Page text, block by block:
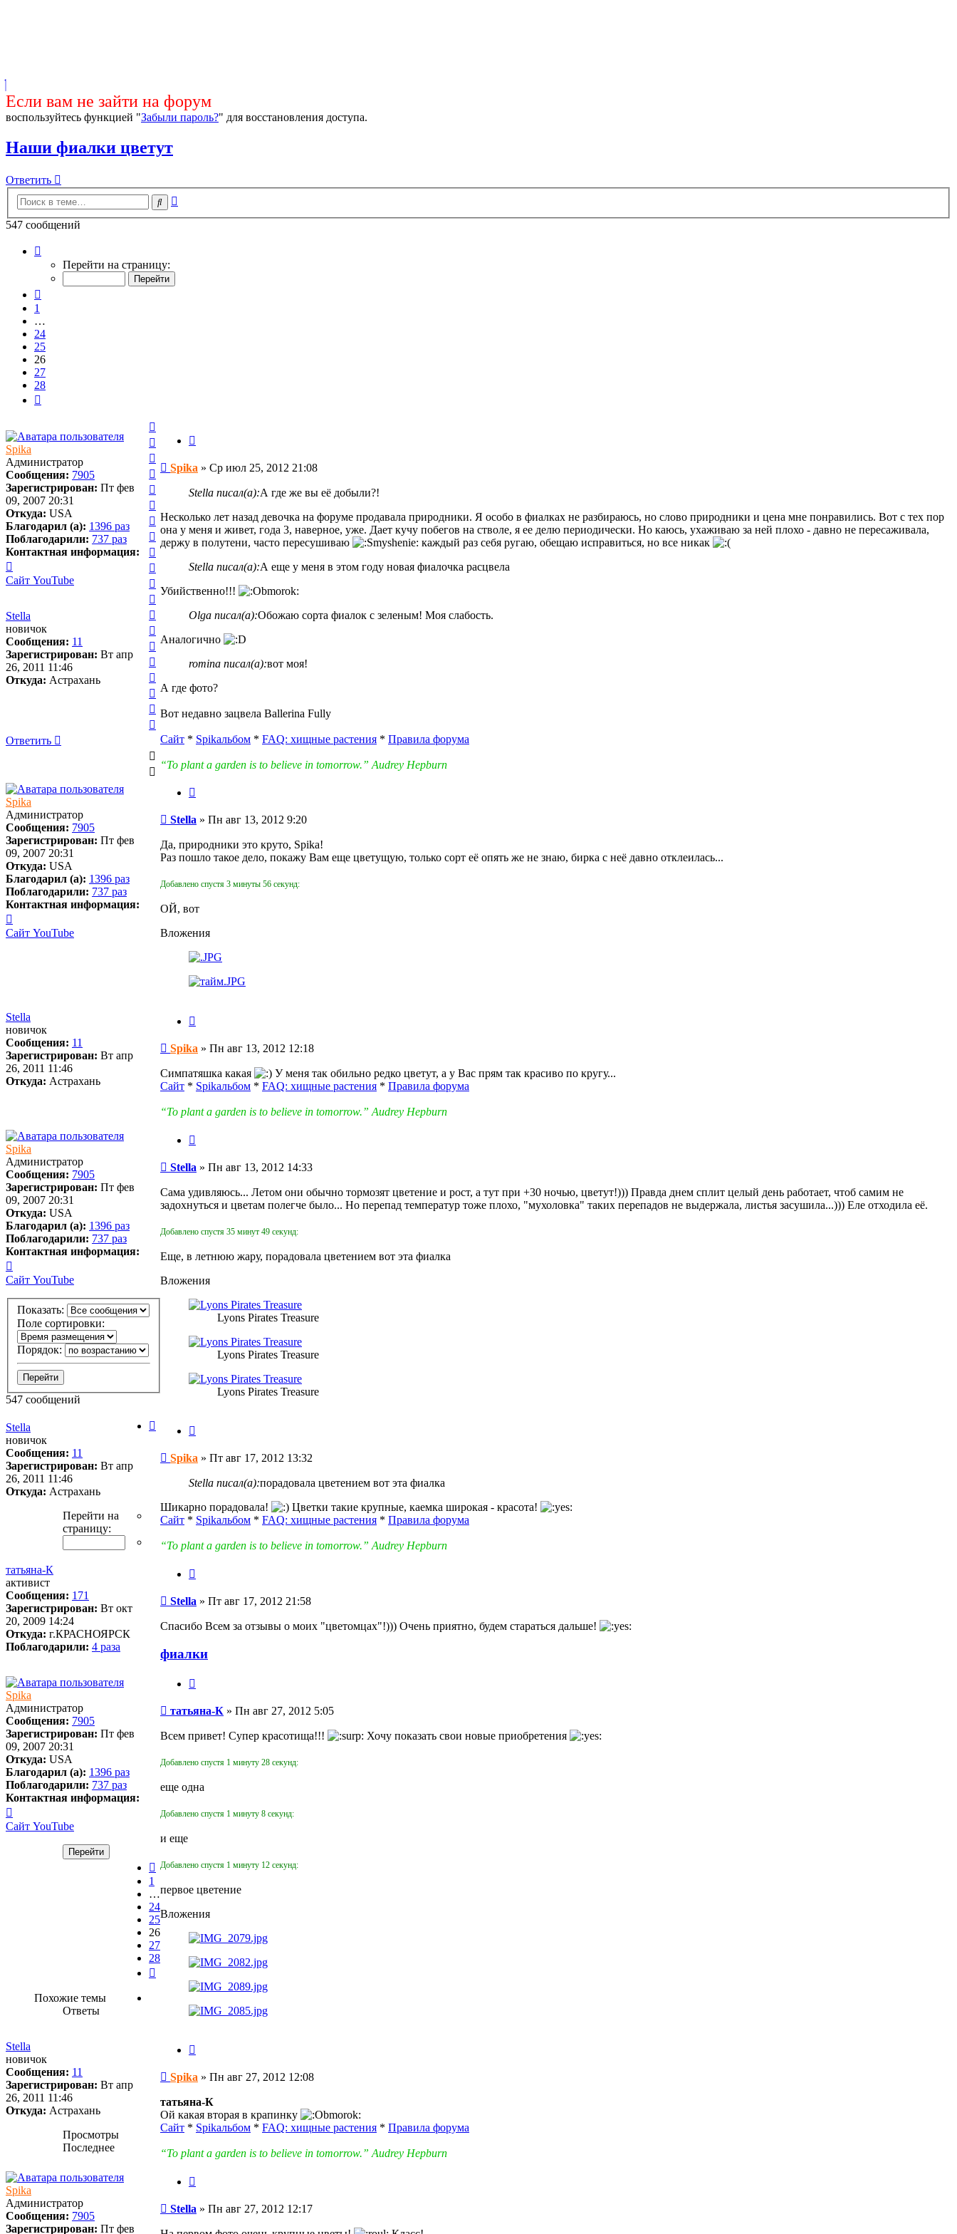
Если вам не зайти на форум
воспользуйтесь функцией "Забыли пароль?" для восстановления доступа.
Наши фиалки цветут
Ответить
Ответить
Поиск
547 сообщений
26
Перейти на страницу:
1
…
24
25
26
27
28
Spika
Администратор
Сообщения: 7905
Зарегистрирован: Пт фев
09, 2007 20:31
Откуда: USA
Благодарил (а): 1396 раз
Поблагодарили: 737 раз
Контактная информация:
информация
пользователя
Сайт YouTube
Сообщение
Spika » Ср июл 25, 2012 21:08
Stella писал(а):А где же вы её добыли?!
Несколько лет назад девочка на форуме продавала природники. Я особо в фиалках не разбираюсь, но слово природники и цена мне понравились. Вот с тех пор
она у меня и живет, года 3, наверное, уже. Дает кучу побегов на стволе, я ее делю периодически. Но каюсь, ухаживаю за ней плохо - давно не пересаживала,
держу в полутени, часто пересушиваю
каждый раз себя ругаю, обещаю исправиться, но все никак
Stella писал(а):А еще у меня в этом году новая фиалочка расцвела
Убийственно!!!
Olga писал(а):Обожаю сорта фиалок с зеленым! Моя слабость.
Аналогично
romina писал(а):вот моя!
А где фото?
Вот недавно зацвела Ballerina Fully
Сайт * Spikальбом * FAQ: хищные растения * Правила форума
“To plant a garden is to believe in tomorrow.” Audrey Hepburn
началу
Stella
новичок
Сообщения: 11
Зарегистрирован: Вт апр
26, 2011 11:46
Откуда: Астрахань
Сообщение
Stella » Пн авг 13, 2012 9:20
Да, природники это круто, Spika!
Раз пошло такое дело, покажу Вам еще цветущую, только сорт её опять же не знаю, бирка с неё давно отклеилась...
Добавлено спустя 3 минуты 56 секунд:
ОЙ, вот
Вложения
Вернуться
началу
Spika
Администратор
Сообщения: 7905
Зарегистрирован: Пт фев
09, 2007 20:31
Откуда: USA
Благодарил (а): 1396 раз
Поблагодарили: 737 раз
Контактная информация:
информация
пользователя
Сайт YouTube
Сообщение
Spika » Пн авг 13, 2012 12:18
Симпатяшка какая
У меня так обильно редко цветут, а у Вас прям так красиво по кругу...
Сайт * Spikальбом * FAQ: хищные растения * Правила форума
“To plant a garden is to believe in tomorrow.” Audrey Hepburn
началу
Stella
новичок
Сообщения: 11
Зарегистрирован: Вт апр
26, 2011 11:46
Откуда: Астрахань
Сообщение
Stella » Пн авг 13, 2012 14:33
Сама удивляюсь... Летом они обычно тормозят цветение и рост, а тут при +30 ночью, цветут!))) Правда днем сплит целый день работает, чтоб самим не
задохнуться и цветам полегче было... Но перепад температур тоже плохо, "мухоловка" таких перепадов не выдержала, листья засушила...))) Еле отходила её.
Добавлено спустя 35 минут 49 секунд:
Еще, в летнюю жару, порадовала цветением вот эта фиалка
Вложения
Lyons Pirates Treasure
Lyons Pirates Treasure
Lyons Pirates Treasure
Вернуться
началу
Spika
Администратор
Сообщения: 7905
Зарегистрирован: Пт фев
09, 2007 20:31
Откуда: USA
Благодарил (а): 1396 раз
Поблагодарили: 737 раз
Контактная информация:
информация
пользователя
Spika
Сайт YouTube
Сообщение
Spika » Пт авг 17, 2012 13:32
Stella писал(а):порадовала цветением вот эта фиалка
Шикарно порадовала!
Цветки такие крупные, каемка широкая - красота!
Сайт * Spikальбом * FAQ: хищные растения * Правила форума
“To plant a garden is to believe in tomorrow.” Audrey Hepburn
Вернуться
началу
Stella
новичок
Сообщения: 11
Зарегистрирован: Вт апр
26, 2011 11:46
Откуда: Астрахань
Сообщение
Stella » Пт авг 17, 2012 21:58
Спасибо Всем за отзывы о моих "цветомцах"!))) Очень приятно, будем стараться дальше!
к
началу
татьяна-К
активист
Сообщения: 171
Зарегистрирован: Вт окт
20, 2009 14:24
Откуда: г.КРАСНОЯРСК
Поблагодарили: 4 раза фиалки
Сообщение
татьяна-К » Пн авг 27, 2012 5:05
Всем привет! Супер красотища!!! Хочу показать свои новые приобретения
Добавлено спустя 1 минуту 28 секунд:
еще одна
Добавлено спустя 1 минуту 8 секунд:
и еще
Добавлено спустя 1 минуту 12 секунд:
первое цветение
Вложения
Вернуться
к
началу
Spika
Администратор
Сообщения: 7905
Зарегистрирован: Пт фев
09, 2007 20:31
Откуда: USA
Благодарил (а): 1396 раз
Поблагодарили: 737 раз
Контактная информация:
информация
Сайт YouTube
Сообщение
Spika » Пн авг 27, 2012 12:08
татьяна-К
Ой какая вторая в крапинку
Сайт * Spikальбом * FAQ: хищные растения * Правила форума
“To plant a garden is to believe in tomorrow.” Audrey Hepburn
Вернуться
к
началу
Stella
новичок
Сообщения: 11
Зарегистрирован: Вт апр
26, 2011 11:46
Откуда: Астрахань
Сообщение
Stella » Пн авг 27, 2012 12:17
Вернуться
началу
Spika
Администратор
Сообщения: 7905
Зарегистрирован: Пт фев
Вернуться
началу
началу
Вернуться
началу
Вернуться
началу
к
началу
Вернуться
началу
Вернуться
началу
началу
Вернуться
началу
к
началу
Вернуться
началу
Ответить
Ответить
Показать:
Поле сортировки:
Порядок:
547 сообщений
28
Перейти на
страницу:
Пред.
1
…
24
25
26
27
28
Похожие темы
Ответы
Просмотры
Последнее